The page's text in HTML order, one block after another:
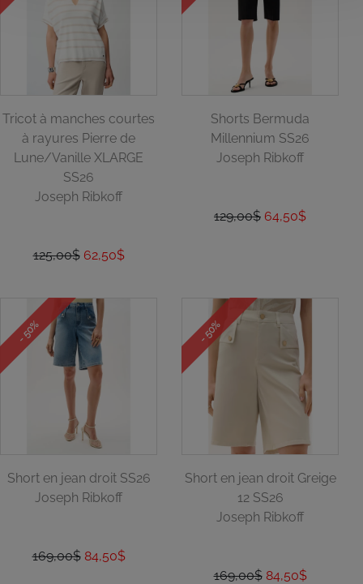
Tricot à manches courtes
à rayures Pierre de
Lune/Vanille XLARGE
SS26
Joseph Ribkoff
125,00$ 62,50$
Shorts Bermuda
Millennium SS26
Joseph Ribkoff
129,00$ 64,50$
- 50%
Short en jean droit SS26
Joseph Ribkoff
169,00$ 84,50$
- 50%
Short en jean droit Greige
12 SS26
Joseph Ribkoff
169,00$ 84,50$